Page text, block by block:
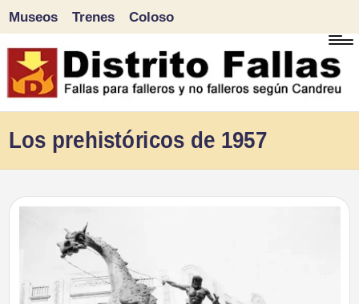
Saltar
al
Museos Trenes Coloso
Los prehistóricos de 1957